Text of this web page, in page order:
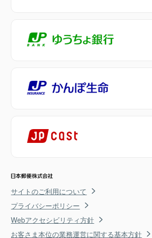
サイトのご利用について
プライバシーポリシー
Webアクセシビリティ方針
お客さま本位の業務運営に関する基本方針